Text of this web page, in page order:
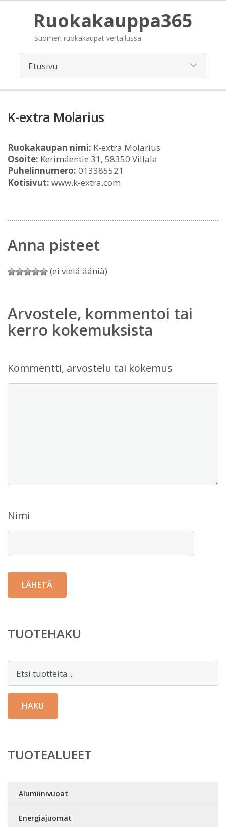
Ruokakauppa365
Suomen ruokakaupat vertailussa
K-extra Molarius
Ruokakaupan nimi: K-extra Molarius
Osoite: Kerimäentie 31, 58350 Villala
Puhelinnumero: 013385521
Kotisivut: www.k-extra.com
Anna pisteet
(ei vielä ääniä)
Arvostele, kommentoi tai
kerro kokemuksista
Kommentti, arvostelu tai kokemus
Nimi
TUOTEHAKU
HAKU
TUOTEALUEET
Alumiinivuoat
Energiajuomat